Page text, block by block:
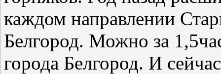
каждом направлении
Белгород. Можно за
города Белгород. И